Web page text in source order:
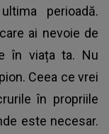
perioadă.
ai nevoie de
în viața ta. Nu
Ceea ce vrei
în propriile
este necesar.